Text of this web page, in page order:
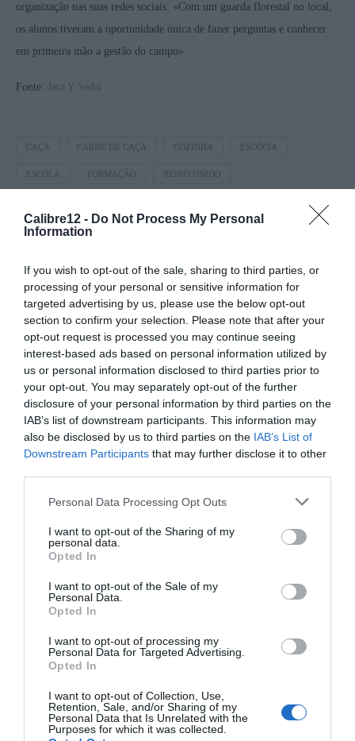
Calibre12 - Do Not Process My Personal
Information
If you wish to opt-out of the sale, sharing to third parties, or
processing of your personal or sensitive information for
targeted advertising by us, please use the below opt-out
section to confirm your selection. Please note that after your
opt-out request is processed you may continue seeing
interest-based ads based on personal information utilized by
us or personal information disclosed to third parties prior to
your opt-out. You may separately opt-out of the further
disclosure of your personal information by third parties on the
IAB’s list of downstream participants. This information may
also be disclosed by us to third parties on the IAB’s List of
Downstream Participants that may further disclose it to other
Personal Data Processing Opt Outs
I want to opt-out of the Sharing of my
personal data.
Opted In
I want to opt-out of the Sale of my
Personal Data.
Opted In
I want to opt-out of processing my
Personal Data for Targeted Advertising.
Opted In
I want to opt-out of Collection, Use,
Retention, Sale, and/or Sharing of my
Personal Data that Is Unrelated with the
Purposes for which it was collected.
organização nas suas redes sociais. «Com um guarda florestal no local,
os alunos tiveram a oportunidade única de fazer perguntas e conhecer
em primeira mão a gestão do campo».
Fonte: Jara Y Sedal
CAÇA CARNE DE CAÇA COZINHA ESCÓCIA
ESCOLA FORMAÇÃO REINO UNIDO
REDAÇÃO
previous post
15 E 16 NOV | XVI FEIRA DA PERDIZ
next post
AÍ VAI A LEBRE!